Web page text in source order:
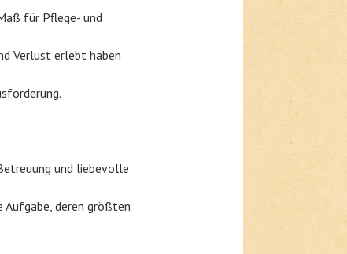
für Pflege- und
Verlust erlebt haben
und liebevolle
Aufgabe, deren größten